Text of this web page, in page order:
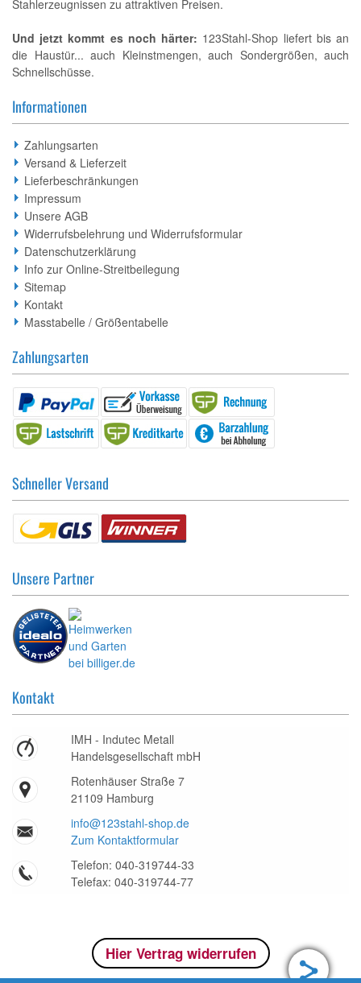
Stahlerzeugnissen zu attraktiven Preisen.
Und jetzt kommt es noch härter: 123Stahl-Shop liefert bis an
die Haustür... auch Kleinstmengen, auch Sondergrößen, auch
Schnellschüsse.
Informationen
Zahlungsarten
Versand & Lieferzeit
Lieferbeschränkungen
Impressum
Unsere AGB
Widerrufsbelehrung und Widerrufsformular
Datenschutzerklärung
Info zur Online-Streitbeilegung
Sitemap
Kontakt
Masstabelle / Größentabelle
Zahlungsarten
Schneller Versand
Unsere Partner
Kontakt
IMH - Indutec Metall
Handelsgesellschaft mbH
Rotenhäuser Straße 7
21109 Hamburg
info@123stahl-shop.de
Zum Kontaktformular
Telefon: 040-319744-33
Telefax: 040-319744-77
Hier Vertrag widerrufen